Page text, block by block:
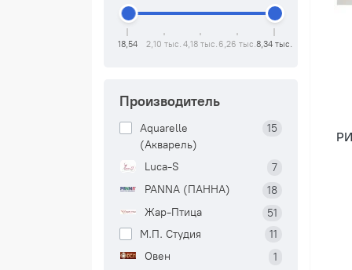
18,54 2,10 тыс. 4,18 тыс. 6,26 тыс.8,34 тыс.
Производитель
Aquarelle
(Акварель)
15
Luca-S
7
PANNA (ПАННА)
18
Жар-Птица
51
М.П. Студия
11
Овен
1